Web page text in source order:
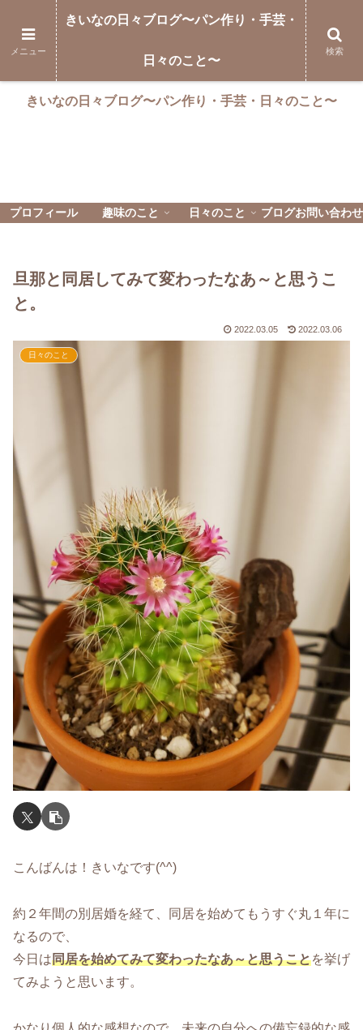
きいなの日々ブログ〜パン作り・手芸・日々のこと〜
プロフィール 趣味のこと 日々のこと ブログお問い合わせ
旦那と同居してみて変わったなあ～と思うこ
と。
2022.03.05 2022.03.06
日々のこと
こんばんは！きいなです(^^)
約２年間の別居婚を経て、同居を始めてもうすぐ丸１年に
なるので、
今日は同居を始めてみて変わったなあ～と思うことを挙げ
てみようと思います。
メニュー
きいなの日々ブログ〜パン作り・手芸・
日々のこと〜
検索